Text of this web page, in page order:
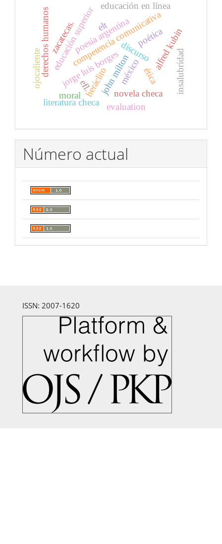
discurso
competencia comunicativa
educación superior
jorge luis borges
heráclitojohn milton
poesía argentina
derechos humanos ética
moral
méxico
alfred kubin
novela checa
literatura checa
evaluation
elt
efl.
educación en línea
ojocaliente
zacatecas.
insalubridad
poética
Número actual
ISSN: 2007-1620